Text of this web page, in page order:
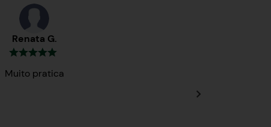
Renata G.
Muito pratica